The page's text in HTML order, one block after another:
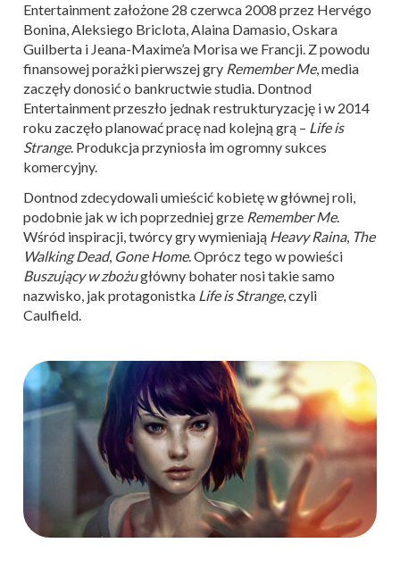
Entertainment założone 28 czerwca 2008 przez Hervégo
Bonina, Aleksiego Briclota, Alaina Damasio, Oskara
Guilberta i Jeana-Maxime’a Morisa we Francji. Z powodu
finansowej porażki pierwszej gry Remember Me, media
zaczęły donosić o bankructwie studia. Dontnod
Entertainment przeszło jednak restrukturyzację i w 2014
roku zaczęło planować pracę nad kolejną grą­­ – Life is
Strange. Produkcja przyniosła im ogromny sukces
komercyjny.
Dontnod zdecydowali umieścić kobietę w głównej roli,
podobnie jak w ich poprzedniej grze Remember Me.
Wśród inspiracji, twórcy gry wymieniają Heavy Raina, The
Walking Dead, Gone Home. Oprócz tego w powieści
Buszujący w zbożugłówny bohater nosi takie samo
nazwisko, jak protagonistka Life is Strange, czyli
Caulfield.